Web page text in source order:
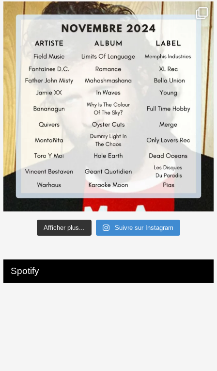
Afficher plus... Suivre sur Instagram
Spotify